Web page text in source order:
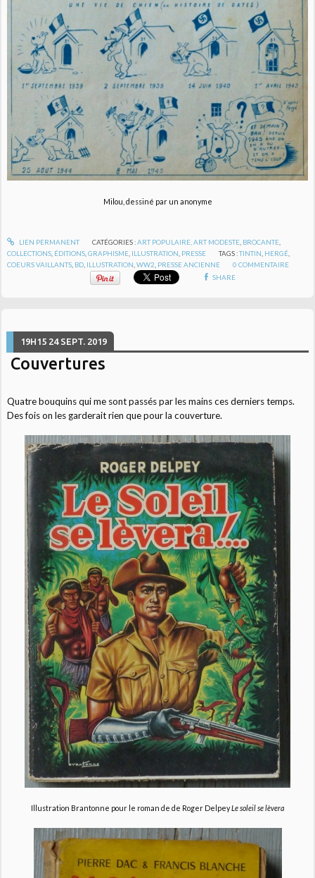
Milou, dessiné par un anonyme
LIEN PERMANENT CATÉGORIES :ART POPULAIRE, ART MODESTE, BROCANTE,
COLLECTIONS, ÉDITIONS,GRAPHISME, ILLUSTRATION, PRESSE TAGS :TINTIN, HERGÉ,
COEURS VAILLANTS, BD, ILLUSTRATION,WW2, PRESSE ANCIENNE 0 COMMENTAIRE
SHARE
19H15 24 SEPT. 2019
Couvertures
Quatre bouquins qui me sont passés par les mains ces derniers temps.
Des fois on les garderait rien que pour la couverture.
Illustration Brantonne pour le roman de de Roger DelpeyLe soleil se lèvera